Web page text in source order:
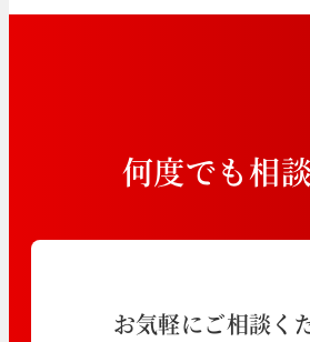
何度でも相談
お気軽にご相談く